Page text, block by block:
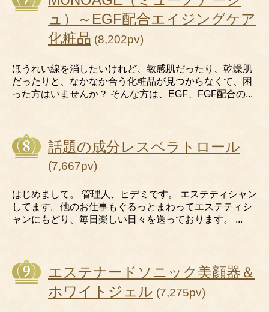
ュ）～EGF配合エイジングケア
化粧品 (8,202pv)
ほうれい線を消したいけれど、敏感肌だったり、乾燥肌
だったりと、なかなか合う化粧品が見つからなくて、困
った方はいませんか？ そんな方は、EGF、FGF配合の...
話題の成分レスベラトロール
(7,667pv)
はじめまして。 管理人、ヒデミです。 エステティシャン
してます。他のお仕事もぐるっとまわってエステティシ
ャンにもどり、毎日楽しい日々を送っております。 ...
エステナードソニック美顔器＆
ホワイトジェル (7,275pv)